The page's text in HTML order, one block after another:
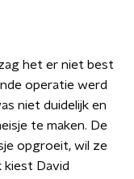
het er niet best
operatie werd
niet duidelijk en
te maken. De
opgroeit, wil ze
kiest David